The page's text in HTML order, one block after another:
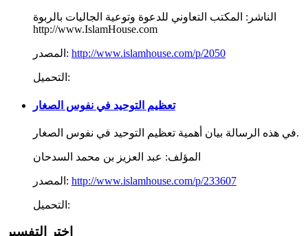
الناشر: المكتب التعاوني للدعوة وتوعية الجاليات بالربوة
http://www.IslamHouse.com
المصدر: http://www.islamhouse.com/p/2050
التحميل:
تعظيم التوحيد في نفوس الصغار
في هذه الرسالة بيان أهمية تعظيم التوحيد في نفوس الصغار.
المؤلف: عبد العزيز بن محمد السدحان
المصدر: http://www.islamhouse.com/p/233607
التحميل:
اختر التفسير